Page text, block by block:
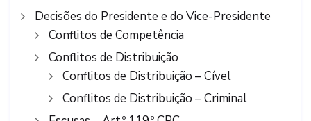
Decisões do Presidente e do Vice-Presidente
Conflitos de Competência
Conflitos de Distribuição
Conflitos de Distribuição – Cível
Conflitos de Distribuição – Criminal